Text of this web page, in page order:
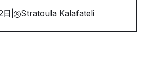
日 Stratoula Kalafateli